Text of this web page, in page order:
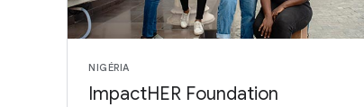
NIGÉRIA
ImpactHER Foundation